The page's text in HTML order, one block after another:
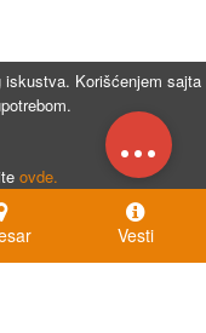
Korišćenjem sajta
ovde.
...
Vesti